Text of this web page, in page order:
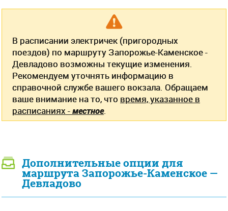
В расписании электричек (пригородных
поездов) по маршруту Запорожье-Каменское -
Девладово возможны текущие изменения.
Рекомендуем уточнять информацию в
справочной службе вашего вокзала. Обращаем
ваше внимание на то, что время, указанное в
расписаниях -местное.
Дополнительные опции для
маршрута Запорожье-Каменское —
Девладово